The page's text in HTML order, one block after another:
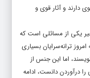
یکی از مسائلی است که
ترانه‌سرایان بسیاری
اما این جنس از
درآوردن دانست، ادامه
بمانی وجود داشتند